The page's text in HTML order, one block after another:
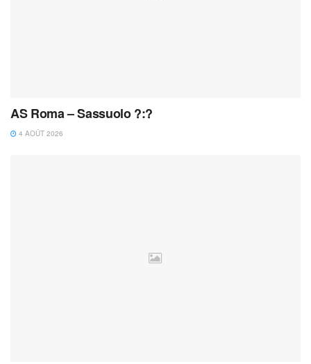
AS Roma – Sassuolo ?:?
4 AOÛT 2026